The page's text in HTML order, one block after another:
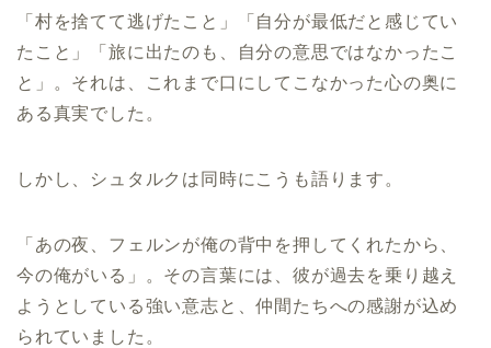
「村を捨てて逃げたこと」「自分が最低だと感じてい
たこと」「旅に出たのも、自分の意思ではなかったこ
と」。それは、これまで口にしてこなかった心の奥に
ある真実でした。
しかし、シュタルクは同時にこうも語ります。
「あの夜、フェルンが俺の背中を押してくれたから、
今の俺がいる」。その言葉には、彼が過去を乗り越え
ようとしている強い意志と、仲間たちへの感謝が込め
られていました。